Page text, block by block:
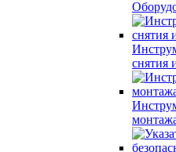
снятия